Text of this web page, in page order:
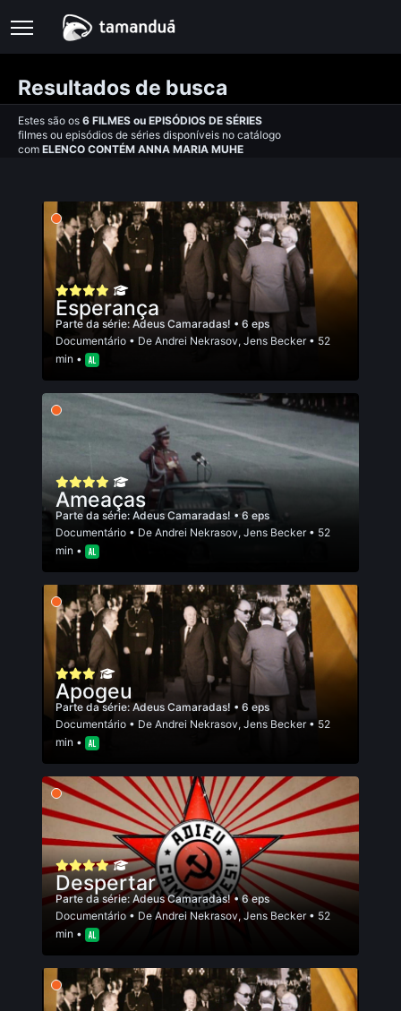
Resultados de busca
Estes são os 6 FILMES ou EPISÓDIOS DE SÉRIES
filmes ou episódios de séries disponíveis no catálogo
com ELENCO CONTÉM ANNA MARIA MUHE
Esperança
Parte da série: Adeus Camaradas! • 6 eps
Documentário • De Andrei Nekrasov, Jens Becker• 52
min •
Ameaças
Parte da série: Adeus Camaradas! • 6 eps
Documentário • De Andrei Nekrasov, Jens Becker• 52
min •
Apogeu
Parte da série: Adeus Camaradas! • 6 eps
Documentário • De Andrei Nekrasov, Jens Becker• 52
min •
Despertar
Parte da série: Adeus Camaradas!• 6 eps
Documentário • De Andrei Nekrasov, Jens Becker• 52
min •